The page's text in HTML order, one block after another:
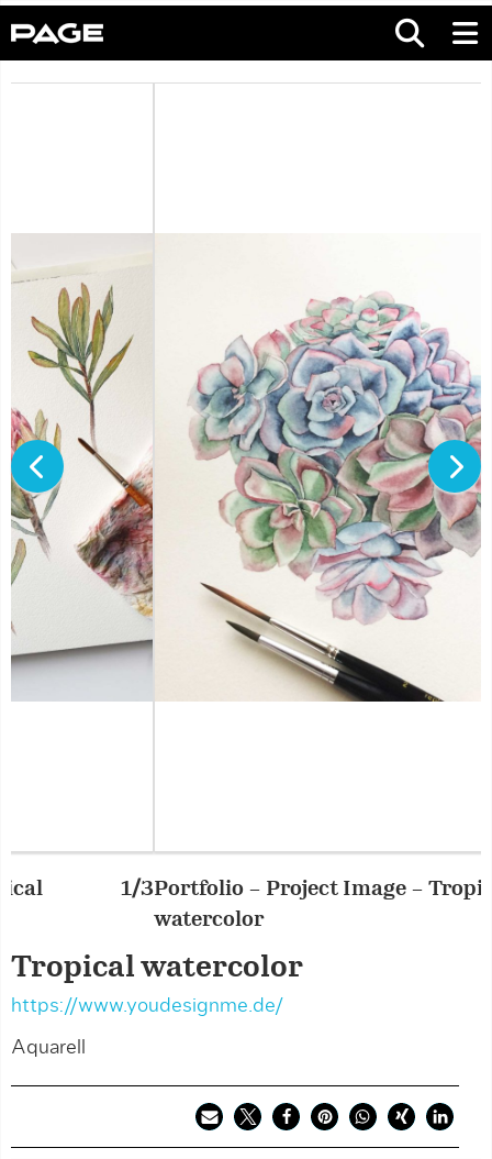
Portfolio – Project Image – Tropical
2/3
Tropical watercolor
https://www.youdesignme.de/
Aquarell